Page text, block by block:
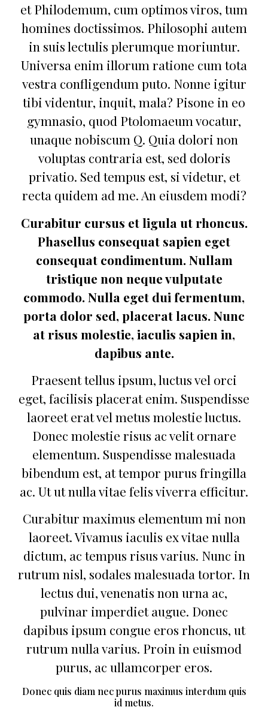
et Philodemum, cum optimos viros, tum
homines doctissimos. Philosophi autem
in suis lectulis plerumque moriuntur.
Universa enim illorum ratione cum tota
vestra confligendum puto. Nonne igitur
tibi videntur, inquit, mala? Pisone in eo
gymnasio, quod Ptolomaeum vocatur,
unaque nobiscum Q. Quia dolori non
voluptas contraria est, sed doloris
privatio. Sed tempus est, si videtur, et
recta quidem ad me. An eiusdem modi?
Curabitur cursus et ligula ut rhoncus.
Phasellus consequat sapien eget
consequat condimentum. Nullam
tristique non neque vulputate
commodo. Nulla eget dui fermentum,
porta dolor sed, placerat lacus. Nunc
at risus molestie, iaculis sapien in,
dapibus ante.
Praesent tellus ipsum, luctus vel orci
eget, facilisis placerat enim. Suspendisse
laoreet erat vel metus molestie luctus.
Donec molestie risus ac velit ornare
elementum. Suspendisse malesuada
bibendum est, at tempor purus fringilla
ac. Ut ut nulla vitae felis viverra efficitur.
Curabitur maximus elementum mi non
laoreet. Vivamus iaculis ex vitae nulla
dictum, ac tempus risus varius. Nunc in
rutrum nisl, sodales malesuada tortor. In
lectus dui, venenatis non urna ac,
pulvinar imperdiet augue. Donec
dapibus ipsum congue eros rhoncus, ut
rutrum nulla varius. Proin in euismod
purus, ac ullamcorper eros.
Donec quis diam nec purus maximus interdum quis
id metus.